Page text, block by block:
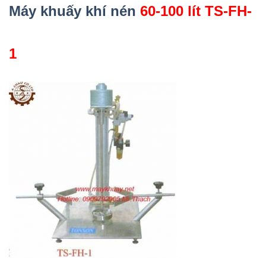
Máy khuấy khí nén 60-100 lít TS-FH-
1